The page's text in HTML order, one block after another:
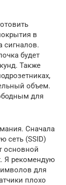
в
сигналов.
будет
Также
объем.
для
Сначала
сеть (SSID)
основной
Я рекомендую
для
плохо